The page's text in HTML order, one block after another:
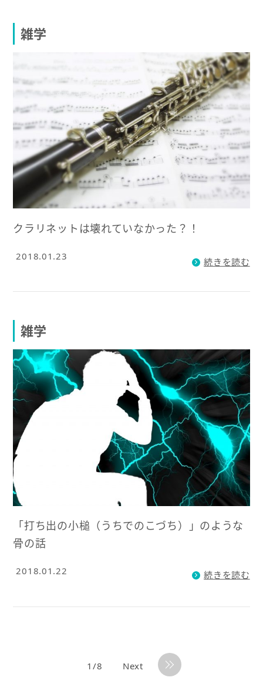
雑学
クラリネットは壊れていなかった？！
2018.01.23 続きを読む
雑学
「打ち出の小槌（うちでのこづち）」のような
骨の話
2018.01.22 続きを読む
1/8 Next